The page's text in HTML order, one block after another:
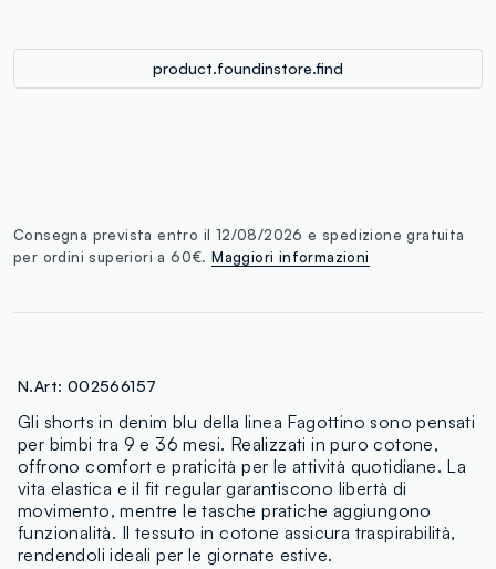
product.foundinstore.find
Consegna prevista entro il 12/08/2026 e spedizione gratuita
per ordini superiori a 60€.Maggiori informazioni
N.Art: 002566157
Gli shorts in denim blu della linea Fagottino sono pensati
per bimbi tra 9 e 36 mesi. Realizzati in puro cotone,
offrono comfort e praticità per le attività quotidiane. La
vita elastica e il fit regular garantiscono libertà di
movimento, mentre le tasche pratiche aggiungono
funzionalità. Il tessuto in cotone assicura traspirabilità,
rendendoli ideali per le giornate estive.